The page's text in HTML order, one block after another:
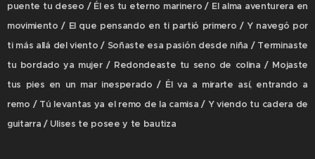
puente tu deseo / Él es tu eterno marinero / El alma aventurera en
movimiento / El que pensando en ti partió primero / Y navegó por
ti más allá del viento / Soñaste esa pasión desde niña / Terminaste
tu bordado ya mujer / Redondeaste tu seno de colina / Mojaste
tus pies en un mar inesperado / Él va a mirarte así, entrando a
remo / Tú levantas ya el remo de la camisa / Y viendo tu cadera de
guitarra / Ulises te posee y te bautiza